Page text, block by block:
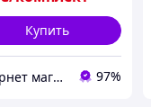
Купить
інтернет магазин -весільний декор 97%